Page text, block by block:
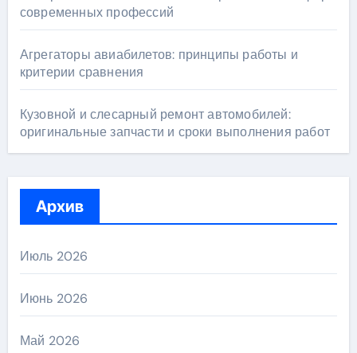
современных профессий
Агрегаторы авиабилетов: принципы работы и
критерии сравнения
Кузовной и слесарный ремонт автомобилей:
оригинальные запчасти и сроки выполнения работ
Архив
Июль 2026
Июнь 2026
Май 2026